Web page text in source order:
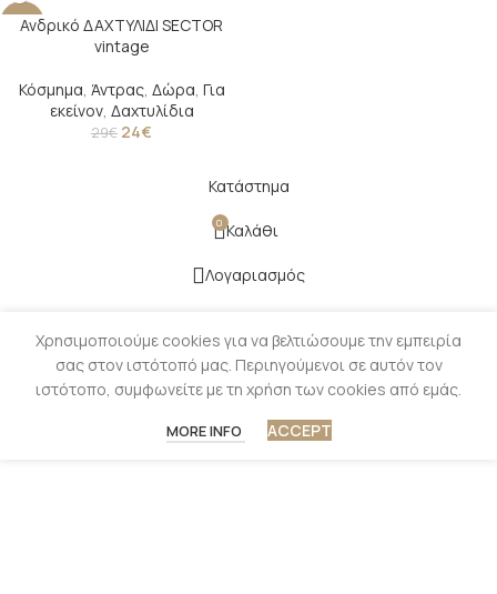
-17%
Ανδρικό ΔΑΧΤΥΛΙΔΙ SECTOR
vintage
Κόσμημα, Άντρας, Δώρα, Για
εκείνον, Δαχτυλίδια
29€ 24€
Χρησιμοποιούμε cookies για να βελτιώσουμε την εμπειρία
σας στον ιστότοπό μας. Περιηγούμενοι σε αυτόν τον
ιστότοπο, συμφωνείτε με τη χρήση των cookies από εμάς.
MORE INFO ACCEPT
Κατάστημα
0 Καλάθι
Λογαριασμός